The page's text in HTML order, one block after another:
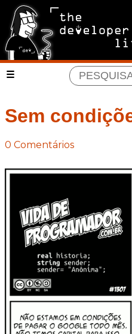
Sem
0 Comentários